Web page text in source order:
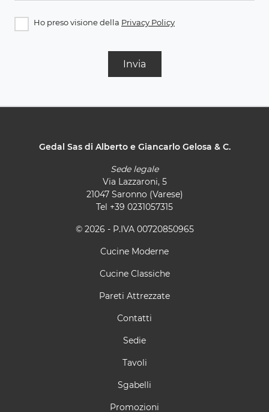
Ho preso visione della Privacy Policy
Invia
Gedal Sas di Alberto e Giancarlo Gelosa & C.
Sede legale
Via Lazzaroni, 5
21047 Saronno (Varese)
Tel +39 0231057315
© 2026 - P.IVA 00720850965
Cucine Moderne
Cucine Classiche
Pareti Attrezzate
Contatti
Sedie
Tavoli
Sgabelli
Promozioni